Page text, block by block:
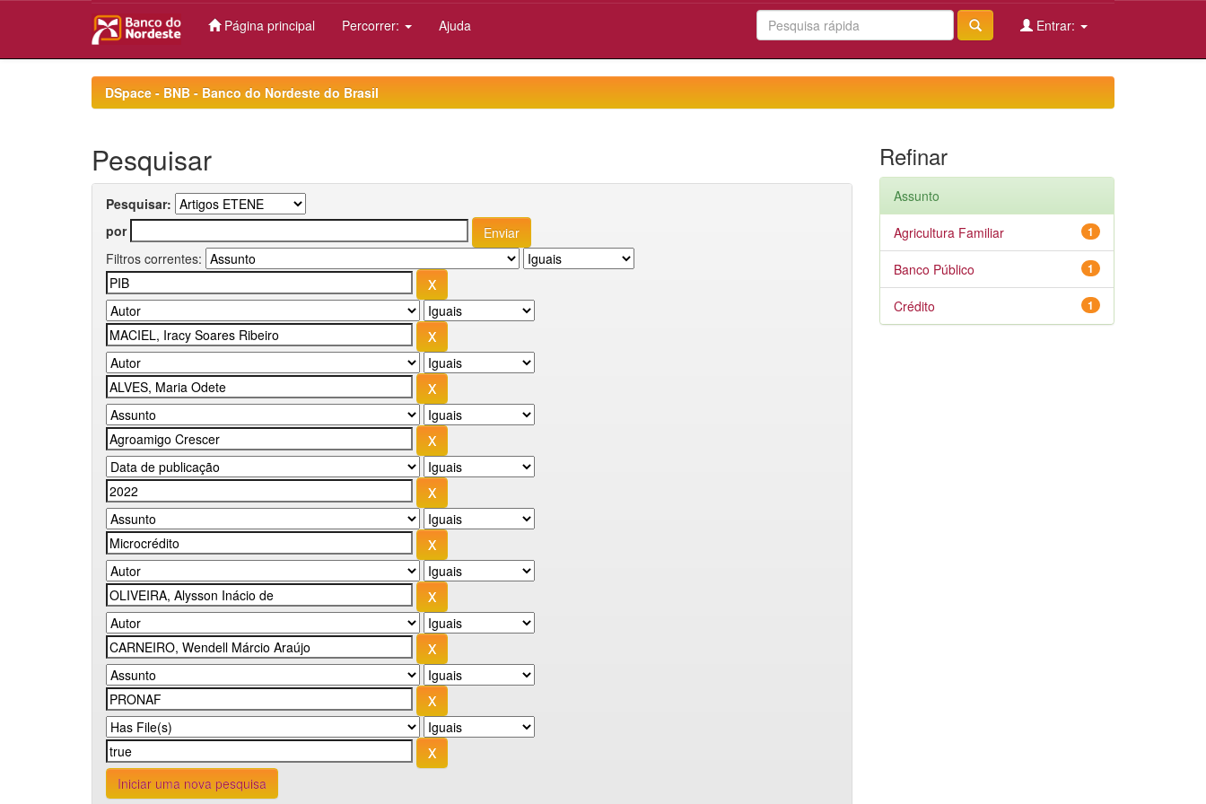
Página principal Percorrer: Ajuda Entrar:
DSpace - BNB - Banco do Nordeste do Brasil
Pesquisar
Pesquisar:
por
Filtros correntes:
Iniciar uma nova pesquisa
Refinar
Assunto
1
Agricultura Familiar
1
Banco Público
1
Crédito